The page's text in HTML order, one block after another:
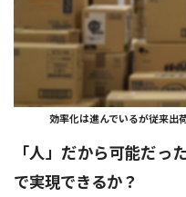
効率化は進んでいるが従来出
「人」だから可能だっ
で実現できるか？